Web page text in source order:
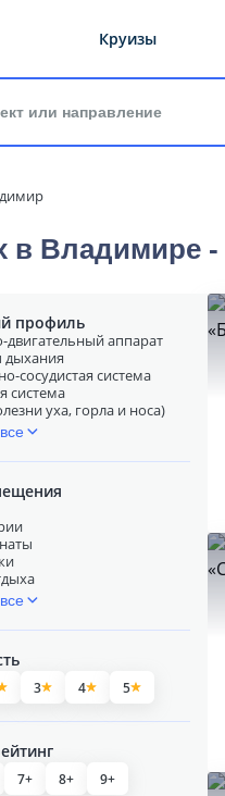
Круизы
или направление
в Владимире
профиль
аппарат
сосудистая система
система
уха, горла и носа)
3 4 5
7+ 8+ 9+